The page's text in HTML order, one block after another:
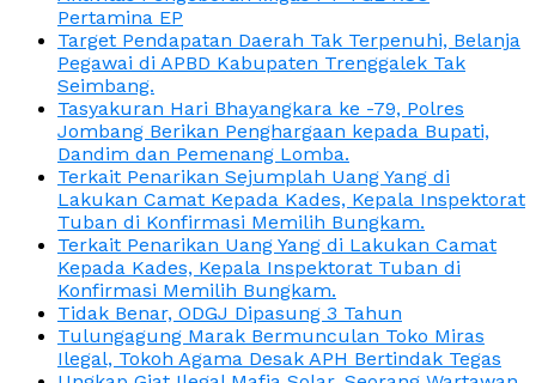
Pertamina EP
Target Pendapatan Daerah Tak Terpenuhi, Belanja
Pegawai di APBD Kabupaten Trenggalek Tak
Seimbang.
Tasyakuran Hari Bhayangkara ke -79, Polres
Jombang Berikan Penghargaan kepada Bupati,
Dandim dan Pemenang Lomba.
Terkait Penarikan Sejumplah Uang Yang di
Lakukan Camat Kepada Kades, Kepala Inspektorat
Tuban di Konfirmasi Memilih Bungkam.
Terkait Penarikan Uang Yang di Lakukan Camat
Kepada Kades, Kepala Inspektorat Tuban di
Konfirmasi Memilih Bungkam.
Tidak Benar, ODGJ Dipasung 3 Tahun
Tulungagung Marak Bermunculan Toko Miras
Ilegal, Tokoh Agama Desak APH Bertindak Tegas